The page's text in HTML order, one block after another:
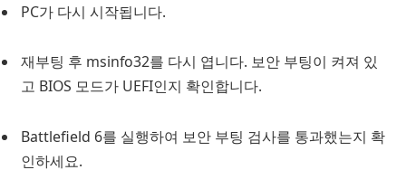
PC가 다시 시작됩니다.
재부팅 후 msinfo32를 다시 엽니다. 보안 부팅이 켜져 있
고 BIOS 모드가 UEFI인지 확인합니다.
Battlefield 6를 실행하여 보안 부팅 검사를 통과했는지 확
인하세요.